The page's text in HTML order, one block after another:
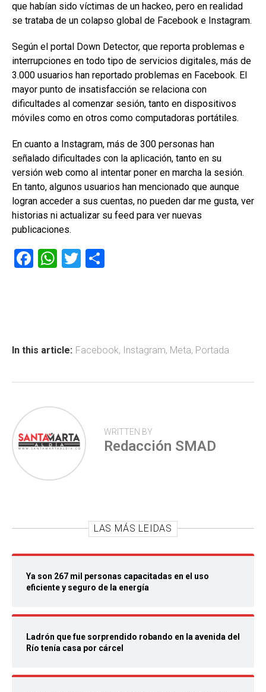
que habían sido víctimas de un hackeo, pero en realidad
se trataba de un colapso global de Facebook e Instagram.
Según el portal Down Detector, que reporta problemas e
interrupciones en todo tipo de servicios digitales, más de
3.000 usuarios han reportado problemas en Facebook. El
mayor punto de insatisfacción se relaciona con
dificultades al comenzar sesión, tanto en dispositivos
móviles como en otros como computadoras portátiles.
En cuanto a Instagram, más de 300 personas han
señalado dificultades con la aplicación, tanto en su
versión web como al intentar poner en marcha la sesión.
En tanto, algunos usuarios han mencionado que aunque
logran acceder a sus cuentas, no pueden dar me gusta, ver
historias ni actualizar su feed para ver nuevas
publicaciones.
F
ok
W
p
T
tir
In this article: Facebook, Instagram, Meta, Portada
WRITTEN BY
Redacción SMAD
LAS MÁS LEIDAS
Ya son 267 mil personas capacitadas en el uso
eficiente y seguro de la energía
Ladrón que fue sorprendido robando en la avenida del
Río tenía casa por cárcel